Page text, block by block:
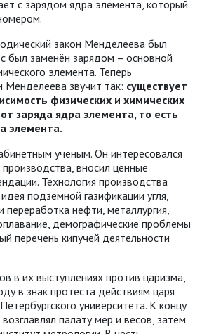
с зарядом ядра элемента, который
закон Менделеева был
был заменён зарядом – основной
элемента. Теперь
Менделеева звучит так: существует
физических и химических
заряда ядра элемента, то есть
элемента.
учёным. Он интересовался
вносил ценные
Технология производства
подземной газификации угля,
нефти, металлургия,
демографические проблемы
перечень кипучей деятельности
в их выступлениях против царизма,
в знак протеста действиям царя
университета. К концу
палату мер и весов, затем